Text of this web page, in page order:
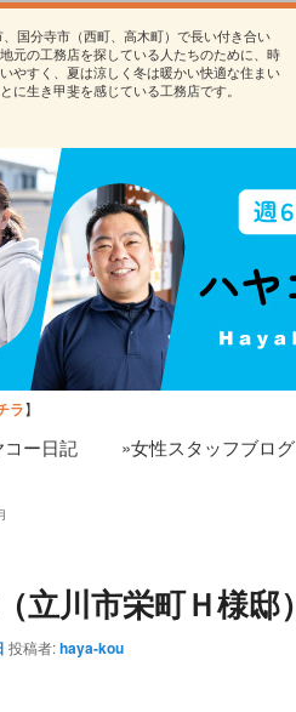
国分寺市（西町、高木町）で長い付き合い
元の工務店を探している人たちのために、時
やすく、夏は涼しく冬は暖かい快適な住まい
に生き甲斐を感じている工務店です。
ラ】
コー日記 »女性スタッフブログ
立川市栄町Ｈ様邸）
投稿者:haya-kou